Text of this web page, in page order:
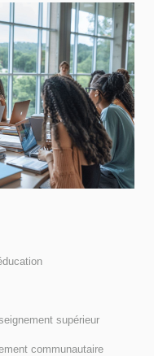
supérieur
communautaire